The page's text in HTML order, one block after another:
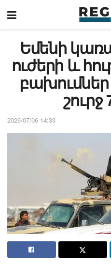
Եմենի
ուժերի և
բախումներ
շուրջ
2026/07/06 14:33